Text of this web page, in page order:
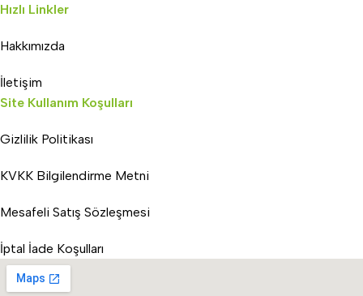
Hızlı Linkler
Hakkımızda
İletişim
Site Kullanım Koşulları
Gizlilik Politikası
KVKK Bilgilendirme Metni
Mesafeli Satış Sözleşmesi
İptal İade Koşulları